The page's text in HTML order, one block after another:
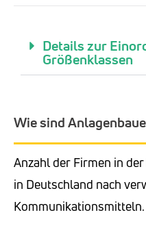
Details zur
Größenklassen
Wie sind
Anzahl der Firmen in
in Deutschland nach
Kommunikationsmitteln.